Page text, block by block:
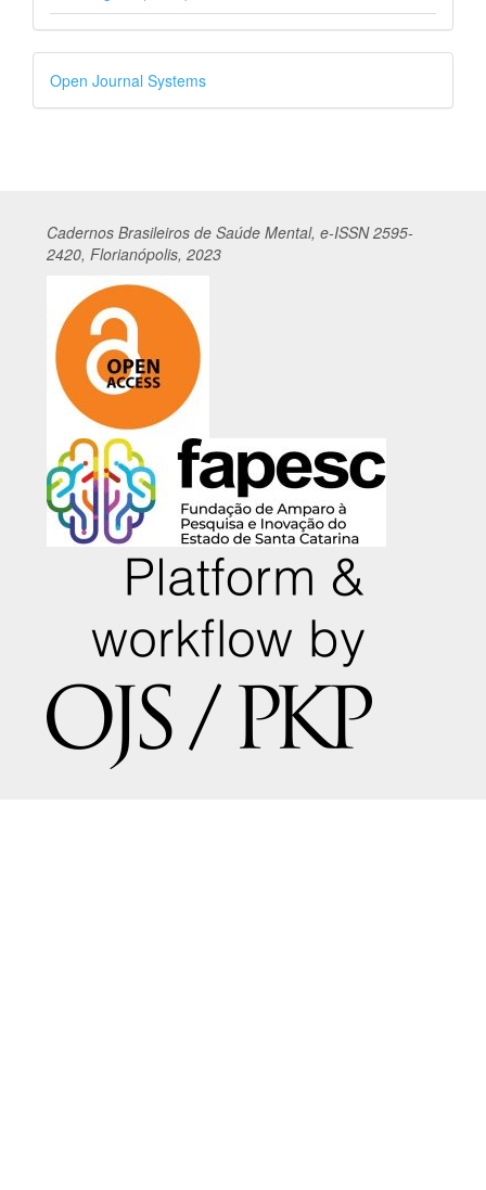
Desenvolvido
por
Open Journal Systems
Cadernos Brasileiros de Saúde Mental, e-ISSN 2595-
2420, Florianópolis, 2023